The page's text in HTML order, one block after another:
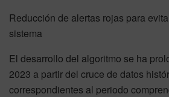
Reducción de alertas rojas para
sistema
El desarrollo del algoritmo se ha
2023 a partir del cruce de datos
correspondientes al periodo